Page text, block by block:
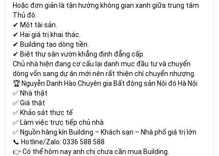
Hoặc đơn giản là tận hưởng không gian xanh giữa trung tâm
Thủ đô.
✔ Một tài sản.
✔ Hai giá trị khai thác.
✔ Building tạo dòng tiền.
✔ Biệt thự sân vườn khẳng định đẳng cấp.
Chủ nhà hiện đang cơ cấu lại danh mục đầu tư và chuyển
dòng vốn sang dự án mới nên rất thiện chí chuyển nhượng.
🏆 Nguyễn Danh Hào Chuyên gia Bất động sản Nội đô Hà Nội
✅ Nhà thật
✅ Giá thật
✅ Khảo sát thực tế
✅ Làm việc trực tiếp chủ nhà
✅ Nguồn hàng kín Building – Khách sạn – Nhà phố giá trị lớn
📞 Hotline/Zalo: 0336 588 588
👉 Có thể hôm nay anh chị chưa cần mua Building.